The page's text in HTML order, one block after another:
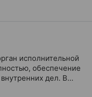
исполнительной
обеспечение
дел. В
министерство, как